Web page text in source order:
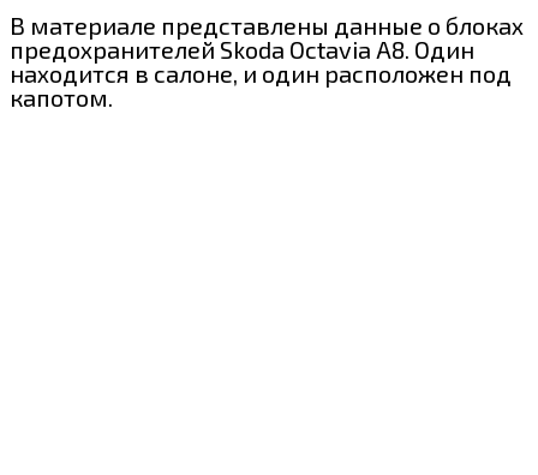
В материале представлены данные о блоках
предохранителей Skoda Octavia A8. Один
находится в салоне, и один расположен под
капотом.